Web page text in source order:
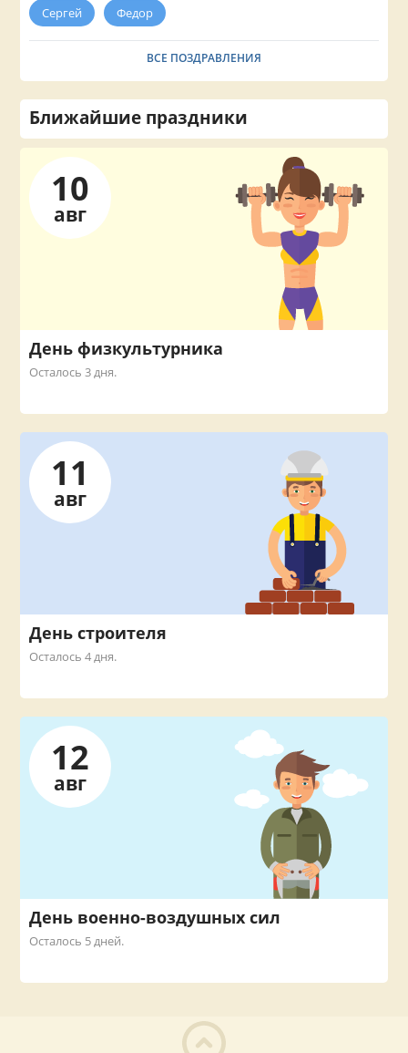
Сергей Федор
ВСЕ ПОЗДРАВЛЕНИЯ
Ближайшие праздники
10
авг
День физкультурника
Осталось 3 дня.
11
авг
День строителя
Осталось 4 дня.
12
авг
День военно-воздушных сил
Осталось 5 дней.